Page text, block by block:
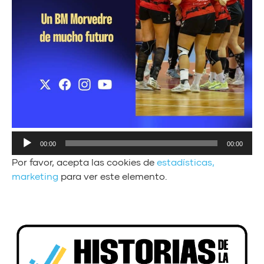
00:00 00:00
Por favor, acepta las cookies de estadísticas,
marketing para ver este elemento.